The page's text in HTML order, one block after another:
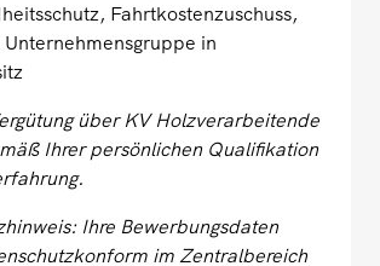
Fahrtkostenzuschuss,
in
über KV Holzverarbeitende
Ihrer persönlichen Qualifikation
Ihre Bewerbungsdaten
im Zentralbereich